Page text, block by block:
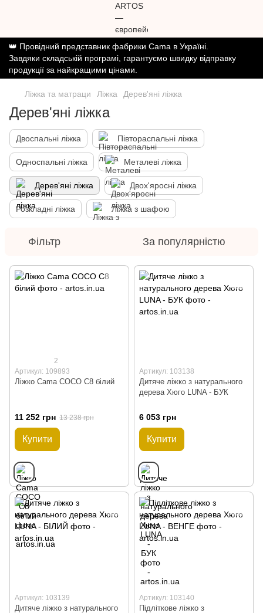
👑 Провідний представник фабрики Cama в Україні.
Завдяки складській програмі, гарантуємо швидку відправку
продукції за найкращими цінами.
Ліжка та матраци Ліжка Дерев'яні ліжка
Дерев'яні ліжка
Двоспальні ліжка Півтораспальні ліжка
Односпальні ліжка Металеві ліжка
Дерев'яні ліжка Двох'яросні ліжка
Розкладні ліжка Ліжка з шафою
Фільтр За популярністю
2
Артикул: 109893
Ліжко Cama COCO C8 білий
11 252 грн 13 238 грн
Купити
Артикул: 103138
Дитяче ліжко з натурального
дерева Хюго LUNA - БУК
6 053 грн
Купити
Артикул: 103139
Дитяче ліжко з натурального
Артикул: 103140
Підліткове ліжко з